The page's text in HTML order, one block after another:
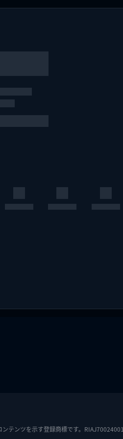
テンツを示す登録商標です。RIAJ70024001